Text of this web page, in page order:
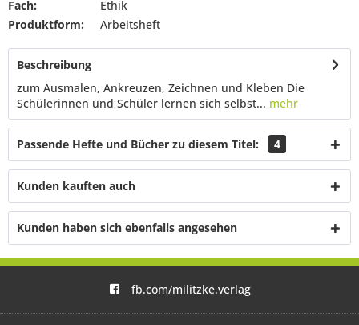
Fach:
Ethik
Produktform:
Arbeitsheft
Beschreibung
zum Ausmalen, Ankreuzen, Zeichnen und Kleben Die
Schülerinnen und Schüler lernen sich selbst... mehr
Passende Hefte und Bücher zu diesem Titel: 4
Kunden kauften auch
Kunden haben sich ebenfalls angesehen
fb.com/militzke.verlag